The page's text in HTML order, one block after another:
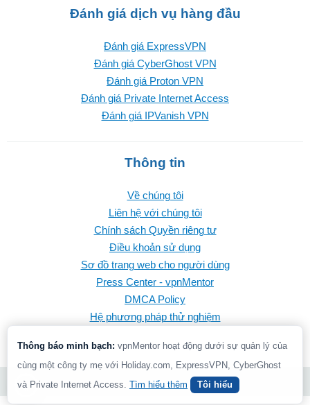
Đánh giá dịch vụ hàng đầu
Đánh giá ExpressVPN
Đánh giá CyberGhost VPN
Đánh giá Proton VPN
Đánh giá Private Internet Access
Đánh giá IPVanish VPN
Thông tin
Về chúng tôi
Liên hệ với chúng tôi
Chính sách Quyền riêng tư
Điều khoản sử dụng
Sơ đồ trang web cho người dùng
Press Center - vpnMentor
DMCA Policy
Hệ phương pháp thử nghiệm
© 2026 vpnMentor | Bảo lưu Mọi Quyền
Thông báo minh bạch: vpnMentor hoạt động dưới sự quản lý của
cùng một công ty mẹ với Holiday.com, ExpressVPN, CyberGhost
và Private Internet Access. Tìm hiểu thêm Tôi hiểu